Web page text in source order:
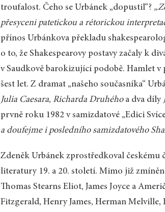
troufalost. Čeho se Urbánek „dopustil“?
přesyceni patetickou a rétorickou
přínos Urbánkova překladu
o to, že Shakespearovy postavy začaly k
v Saudkově barokizující podobě. Hamlet
šest let. Z dramat „našeho současníka“
Julia Caesara,Richarda Druhéhoa dva díly
prvně roku 1982 v samizdatové „Edici
a doufejme i posledního samizdatového
Zdeněk Urbánek zprostředkoval českému
literatury 19. a 20. století. Mimo již
Thomas Stearns Eliot, James Joyce a
Fitzgerald, Henry James, Herman